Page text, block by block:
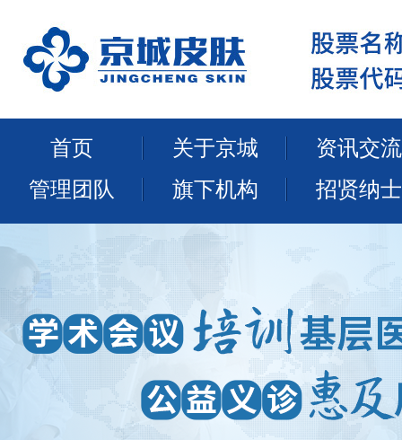
首页 关于京城
资讯交流
管理团队
旗下机构 招贤纳士